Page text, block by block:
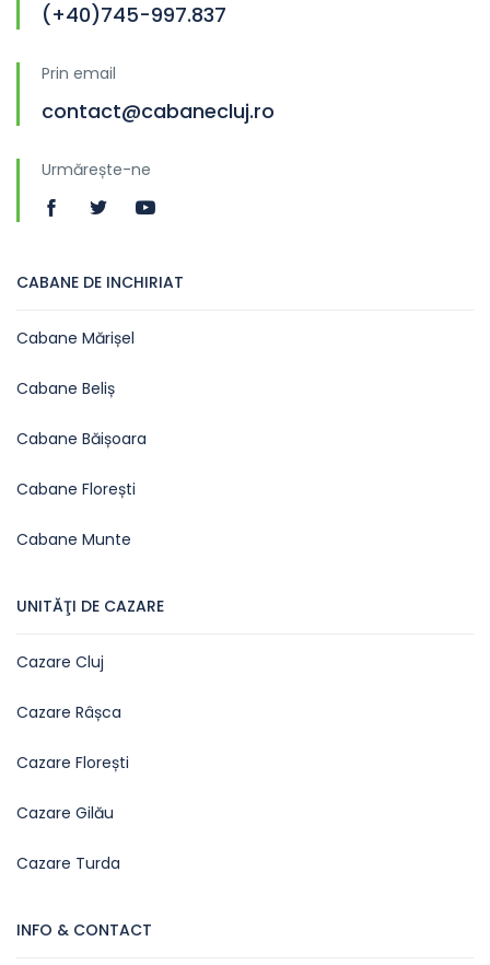
(+40)745-997.837
Prin email
contact@cabanecluj.ro
Urmărește-ne
CABANE DE INCHIRIAT
Cabane Mărișel
Cabane Beliș
Cabane Băișoara
Cabane Florești
Cabane Munte
UNITĂŢI DE CAZARE
Cazare Cluj
Cazare Râșca
Cazare Florești
Cazare Gilău
Cazare Turda
INFO & CONTACT